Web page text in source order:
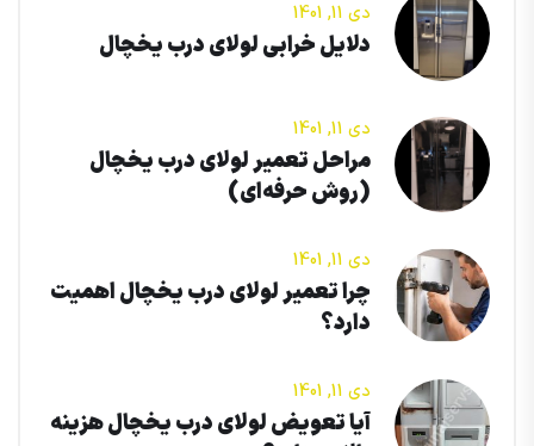
دی 11, 1401
دلایل خرابی لولای درب یخچال
دی 11, 1401
مراحل تعمیر لولای درب یخچال
(روش حرفه‌ای)
دی 11, 1401
چرا تعمیر لولای درب یخچال اهمیت
دارد؟
دی 11, 1401
آیا تعویض لولای درب یخچال هزینه